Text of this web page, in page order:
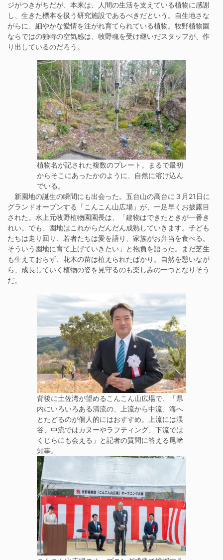
ジがつきがちだが、本来は、人間の生活を支えている植物に感謝
し、生きた標本を扱う研究施設であるべきだという。自生地さな
がらに、細やかな愛情を注がれ育てられている植物。牧野植物園
ならではの独特の空気感は、牧野魂を受け継いだスタッフが、作
り出しているのだろう。
植物名が記された複数のプレート。まるで最初
からそこにあったかのように、自然に溶け込ん
でいる。
新園地の誕生の瞬間にも出会った。五台山の高台に３月21日に
グランドオープンする「こんこん山広場」が、一足早くお披露目
された。水上元牧野植物園園長は、「建物はできたときが一番き
れい。でも、園地はこれからだんだん成熟していきます。子ども
たちは走り回り、若者たちは愛を語り、家族がお弁当を食べる。
そういう園地に育て上げていきたい」と抱負を語った。まだ芝生
も生えておらず、花木の苗は植えられたばかり。自然を憩いなが
ら、成長していく植物の姿を見守るのも楽しみの一つとなりそう
だ。
背後に土佐湾が望めるこんこん山広場で、「県
内にいろいろある清流の、上流から中流、海へ
とたどるのが個人的にはおすすめ。上流には渓
谷、中流ではカヌーやラフティング、下流では
くじらにも会える」と記者の質問に答える尾﨑
知事。